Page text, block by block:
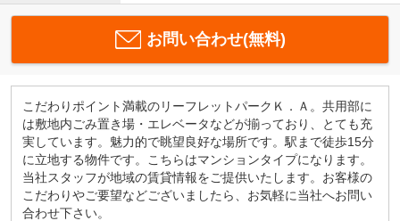
お問い合わせ(無料)
こだわりポイント満載のリーフレットパークＫ．Ａ。共用部に
は敷地内ごみ置き場・エレベータなどが揃っており、とても充
実しています。魅力的で眺望良好な場所です。駅まで徒歩15分
に立地する物件です。こちらはマンションタイプになります。
当社スタッフが地域の賃貸情報をご提供いたします。お客様の
こだわりやご要望などございましたら、お気軽に当社へお問い
合わせ下さい。